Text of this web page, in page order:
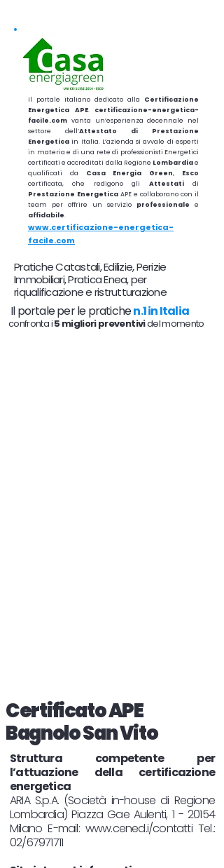
Il portale italiano dedicato alla Certificazione
Energetica APE. certificazione-energetica-
facile.com vanta un’esperienza decennale nel
settore dell’Attestato di Prestazione
Energetica in Italia. L’azienda si avvale di esperti
in materia e di una rete di professionisti Energetici
certificati e accreditati dalla Regione Lombardiae
qualificati da
Casa Energia Green, Esco
certificata, che redigono gli Attestatidi
Prestazione Energetica APE e collaborano con il
team per offrire un servizio professionale e
affidabile.
www.certificazione-energetica-
facile.com
Pratiche Catastali, Edilizie, Perizie
Immobiliari, Pratica Enea, per
riqualificazione e ristrutturazione
Il portale per le pratichen.1 in Italia
confronta i5 migliori preventividel momento
Certificato APE
Bagnolo San Vito
Struttura competente per
l’attuazione della certificazione
energetica
ARIA S.p.A. (Società in-house di Regione
Lombardia) Piazza Gae Aulenti, 1 - 20154
Milano E-mail: www.cened.i/contattiTel.:
02/67971711